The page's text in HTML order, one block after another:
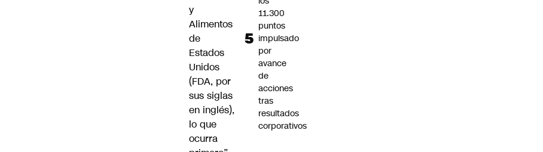
y
Alimentos
de
Estados
Unidos
(FDA, por
sus siglas
en inglés),
lo que
ocurra
11.300
puntos
impulsado
por
avance
de
acciones
tras
resultados
corporativos